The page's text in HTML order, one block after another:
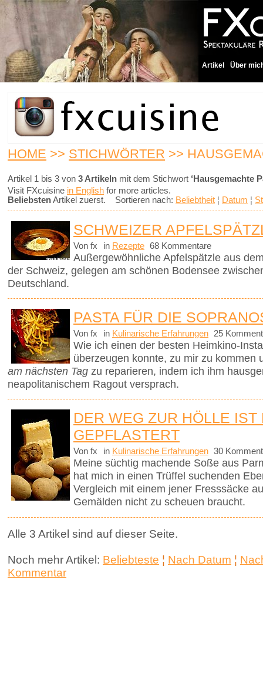
Artikel Über
HOME >> STICHWÖRTER >>
Artikel 1 bis 3 von 3 Artikeln mit dem Stichwort ‘Hausgemachte
Visit FXcuisine in English for more articles.
BeliebstenArtikel zuerst. Sortieren nach: Beliebtheit ¦ Datum ¦
SCHWEIZER
Von fx in Rezepte 68 Kommentare
Außergewöhnliche Apfelspätzle aus
der Schweiz, gelegen am schönen Bodensee
Deutschland.
PASTA FÜR DIE
Von fx in Kulinarische Erfahrungen 25
Wie ich einen der besten Heimkino-
überzeugen konnte, zu mir zu kommen
am nächsten Tag zu reparieren, indem ich ihm
neapolitanischem Ragout versprach.
DER WEG ZUR HÖLLE IST
GEPFLASTERT
Von fx in Kulinarische Erfahrungen 30
Meine süchtig machende Soße aus
hat mich in einen Trüffel suchenden
Vergleich mit einem jener Fresssäcke
Gemälden nicht zu scheuen braucht.
Alle 3 Artikel sind auf dieser Seite.
Noch mehr Artikel: Beliebteste ¦ Nach Datum ¦
Kommentar